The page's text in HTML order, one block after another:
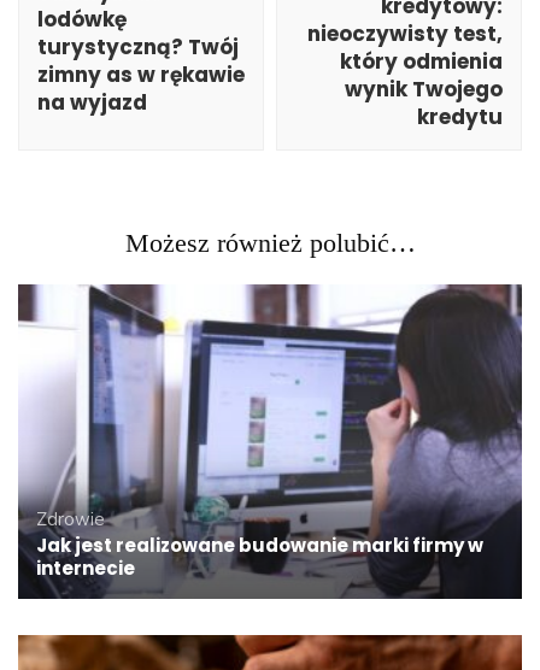
lodówkę
turystyczną? Twój
zimny as w rękawie
na wyjazd
nieoczywisty test,
który odmienia
wynik Twojego
kredytu
Możesz również polubić…
Zdrowie
Jak jest realizowane budowanie marki firmy w
internecie